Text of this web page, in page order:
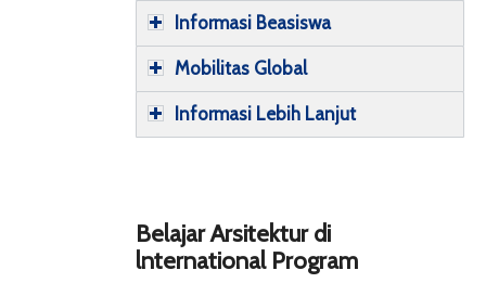
Informasi Beasiswa
Mobilitas Global
Informasi Lebih Lanjut
Belajar Arsitektur di
lnternational Program